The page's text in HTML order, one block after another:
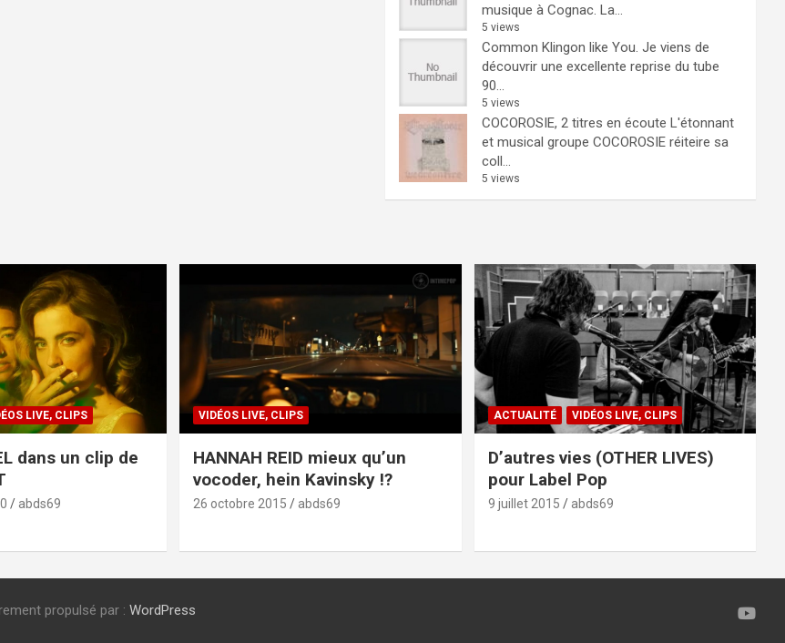
musique à Cognac. La...
5 views
Common Klingon like You. Je viens de
découvrir une excellente reprise du tube
90...
5 views
COCOROSIE, 2 titres en écoute L'étonnant
et musical groupe COCOROSIE réiteire sa
coll...
5 views
LIVE, CLIPS
dans un clip de
abds69
VIDÉOS LIVE, CLIPS
HANNAH REID mieux qu’un
vocoder, hein Kavinsky !?
26 octobre 2015 abds69
ACTUALITÉ VIDÉOS LIVE, CLIPS
D’autres vies (OTHER LIVES)
pour Label Pop
9 juillet 2015 abds69
propulsé par : WordPress